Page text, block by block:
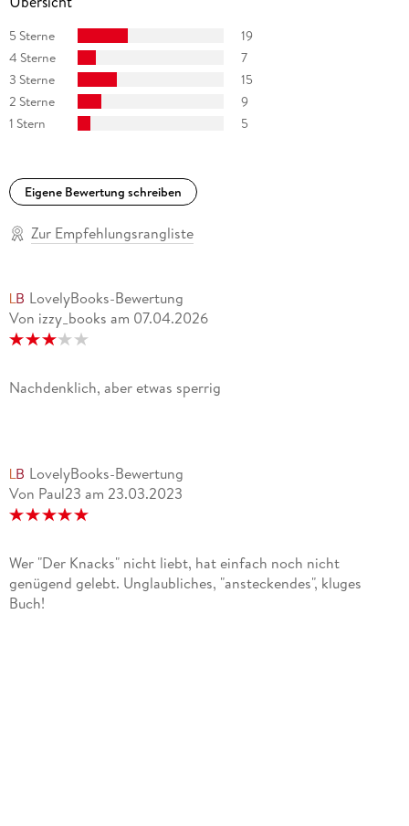
sich im Archiv der Akademie der Künste, Berlin.
Literaturpreise:
Julius-Campe-Preis 2011
Prix Pantheon-Sonderpreis 2012
5 Sterne
19
4 Sterne
7
3 Sterne
15
2 Sterne
9
1 Stern
5
Eigene Bewertung schreiben
Zur Empfehlungsrangliste
LovelyBooks-Bewertung
Von izzy_books am 07.04.2026
Nachdenklich, aber etwas sperrig
LovelyBooks-Bewertung
Von Paul23 am 23.03.2023
Wer "Der Knacks" nicht liebt, hat einfach noch nicht
genügend gelebt. Unglaubliches, "ansteckendes", kluges
Buch!